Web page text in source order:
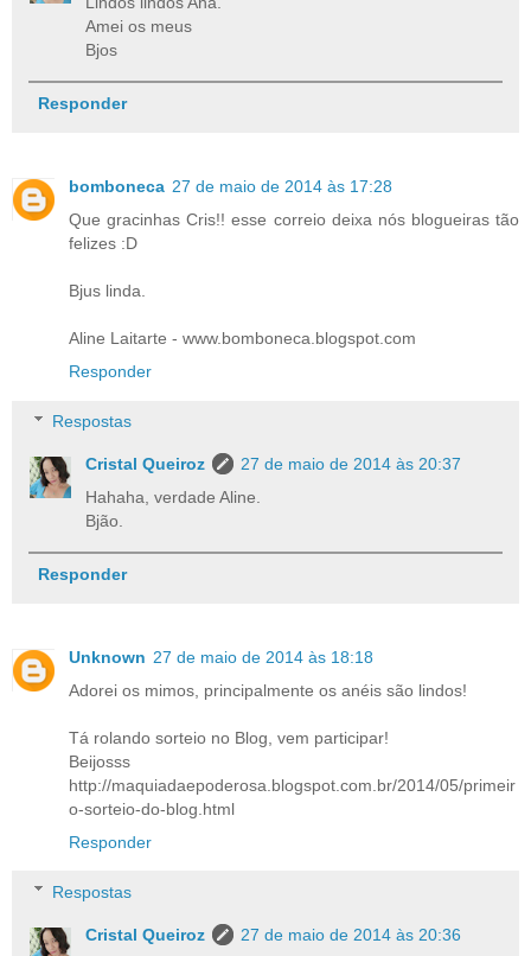
Amei os meus
Bjos
Responder
bomboneca 27 de maio de 2014 às 17:28
Que gracinhas Cris!! esse correio deixa nós blogueiras tão
felizes :D
Bjus linda.
Aline Laitarte - www.bomboneca.blogspot.com
Responder
Respostas
Cristal Queiroz
27 de maio de 2014 às 20:37
Hahaha, verdade Aline.
Bjão.
Responder
Unknown 27 de maio de 2014 às 18:18
Adorei os mimos, principalmente os anéis são lindos!
Tá rolando sorteio no Blog, vem participar!
Beijosss
http://maquiadaepoderosa.blogspot.com.br/2014/05/primeir
o-sorteio-do-blog.html
Responder
Respostas
Cristal Queiroz
27 de maio de 2014 às 20:36